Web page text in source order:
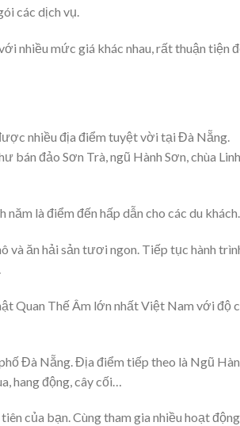
các dịch vụ.
nhiều mức giá khác nhau, rất thuận tiện
nhiều địa điểm tuyệt vời tại Đà Nẵng.
bán đảo Sơn Trà, ngũ Hành Sơn, chùa Linh
là điểm đến hấp dẫn cho các du khách.
và ăn hải sản tươi ngon. Tiếp tục hành
Quan Thế Âm lớn nhất Việt Nam với độ
Đà Nẵng. Địa điểm tiếp theo là Ngũ
hang động, cây cối…
của bạn. Cùng tham gia nhiều hoạt